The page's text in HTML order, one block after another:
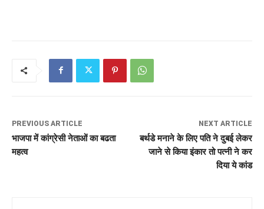
PREVIOUS ARTICLE
भाजपा में कांग्रेसी नेताओं का बढता
महत्व
NEXT ARTICLE
बर्थडे मनाने के लिए पति ने दुबई लेकर
जाने से किया इंकार तो पत्नी ने कर
दिया ये कांड